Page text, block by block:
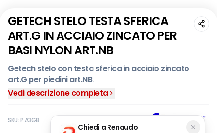
GETECH STELO TESTA SFERICA
ART.G IN ACCIAIO ZINCATO PER
BASI NYLON ART.NB
Getech stelo con testa sferica in acciaio zincato
art.G per piedini art.NB.
Stelo filettato snodato con testa sferica.
Vedi descrizione completa
SKU:P.A3G8
Chiedi a Renaudo